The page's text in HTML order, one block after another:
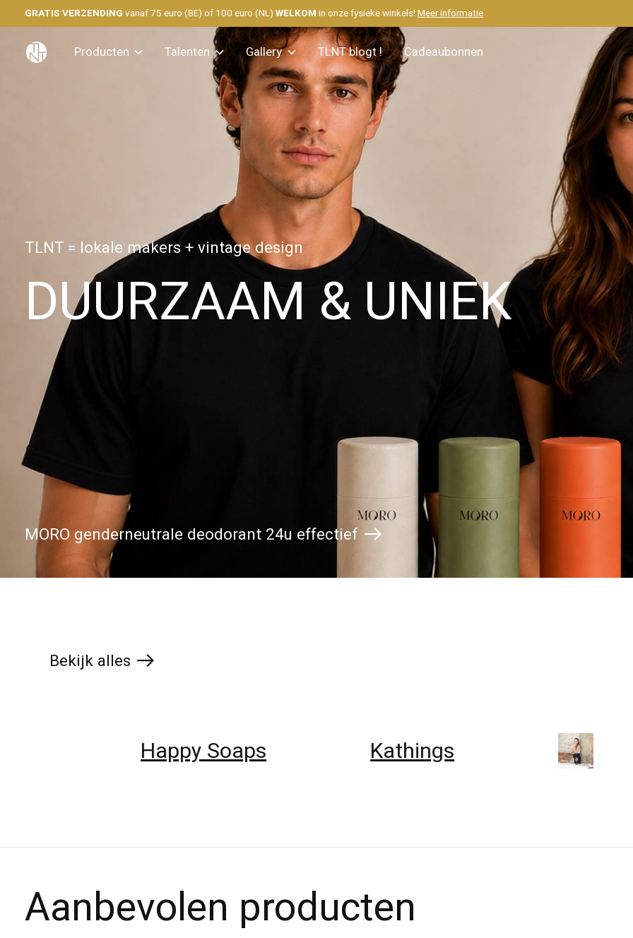
GRATIS VERZENDING vanaf 75 euro (BE) of 100 euro (NL) WELKOM in onze fysieke winkels!Meer informatie
Producten Talenten Gallery TLNT blogt ! Cadeaubonnen
Hero banner Items
TLNT = lokale makers + vintage design
DUURZAAM & UNIEK
MORO genderneutrale deodorant 24u effectief
Bekijk alles
brands
Kathings Mood
Aanbevolen producten